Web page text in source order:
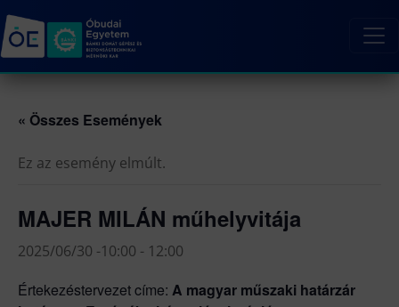
« Összes Események
Ez az esemény elmúlt.
MAJER MILÁN műhelyvitája
2025/06/30 -10:00 - 12:00
Értekezéstervezet címe: A magyar műszaki határzár